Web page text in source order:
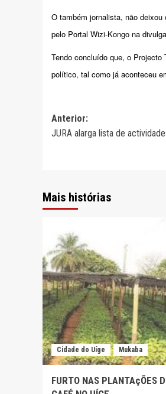
O também jornalista, não
pelo Portal Wizi-Kongo na
Tendo concluído que, o
político, tal como já aconteceu
Navegação
de
Anterior:
JURA alarga lista de
Mais histórias
Cidade do Uíge Mukaba
FURTO NAS PLANTAçÕES